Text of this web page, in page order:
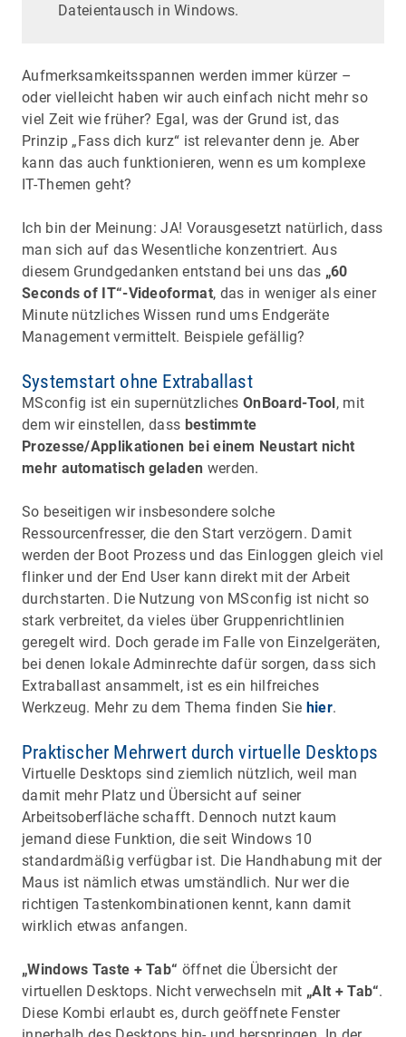
Dateientausch in Windows.
Aufmerksamkeitsspannen werden immer kürzer –
oder vielleicht haben wir auch einfach nicht mehr so
viel Zeit wie früher? Egal, was der Grund ist, das
Prinzip „Fass dich kurz“ ist relevanter denn je. Aber
kann das auch funktionieren, wenn es um komplexe
IT-Themen geht?
Ich bin der Meinung: JA! Vorausgesetzt natürlich, dass
man sich auf das Wesentliche konzentriert. Aus
diesem Grundgedanken entstand bei uns das „60
Seconds of IT“-Videoformat, das in weniger als einer
Minute nützliches Wissen rund ums Endgeräte
Management vermittelt. Beispiele gefällig?
Systemstart ohne Extraballast
MSconfig ist ein supernützlichesOnBoard-Tool, mit
dem wir einstellen, dass bestimmte
Prozesse/Applikationen bei einem Neustart nicht
mehr automatisch geladen werden.
So beseitigen wir insbesondere solche
Ressourcenfresser, die den Start verzögern. Damit
werden der Boot Prozess und das Einloggen gleich viel
flinker und der End User kann direkt mit der Arbeit
durchstarten. Die Nutzung von MSconfig ist nicht so
stark verbreitet, da vieles über Gruppenrichtlinien
geregelt wird. Doch gerade im Falle von Einzelgeräten,
bei denen lokale Adminrechte dafür sorgen, dass sich
Extraballast ansammelt, ist es ein hilfreiches
Werkzeug. Mehr zu dem Thema finden Sie hier.
Praktischer Mehrwert durch virtuelle Desktops
Virtuelle Desktops sind ziemlich nützlich, weil man
damit mehr Platz und Übersicht auf seiner
Arbeitsoberfläche schafft. Dennoch nutzt kaum
jemand diese Funktion, die seit Windows 10
standardmäßig verfügbar ist. Die Handhabung mit der
Maus ist nämlich etwas umständlich. Nur wer die
richtigen Tastenkombinationen kennt, kann damit
wirklich etwas anfangen.
„Windows Taste + Tab“ öffnet die Übersicht der
virtuellen Desktops. Nicht verwechseln mit „Alt + Tab“.
Diese Kombi erlaubt es, durch geöffnete Fenster